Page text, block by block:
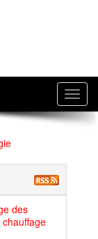
des